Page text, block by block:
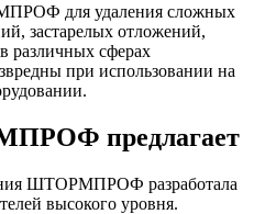
для удаления сложных
застарелых отложений,
различных сферах
при использовании на
предлагает
ШТОРМПРОФ разработала
высокого уровня.